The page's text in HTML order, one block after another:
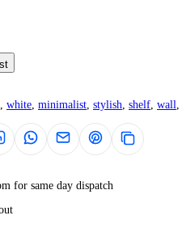
, white, minimalist, stylish, shelf, wall,
for same day dispatch